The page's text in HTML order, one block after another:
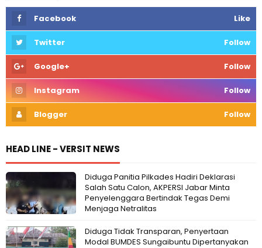
Facebook Like
Twitter Follow
Google+ Follow
Instagram Follow
Blogger Follow
HEAD LINE - VERSIT NEWS
Diduga Panitia Pilkades Hadiri Deklarasi
Salah Satu Calon, AKPERSI Jabar Minta
Penyelenggara Bertindak Tegas Demi
Menjaga Netralitas
Diduga Tidak Transparan, Penyertaan
Modal BUMDES Sungaibuntu Dipertanyakan